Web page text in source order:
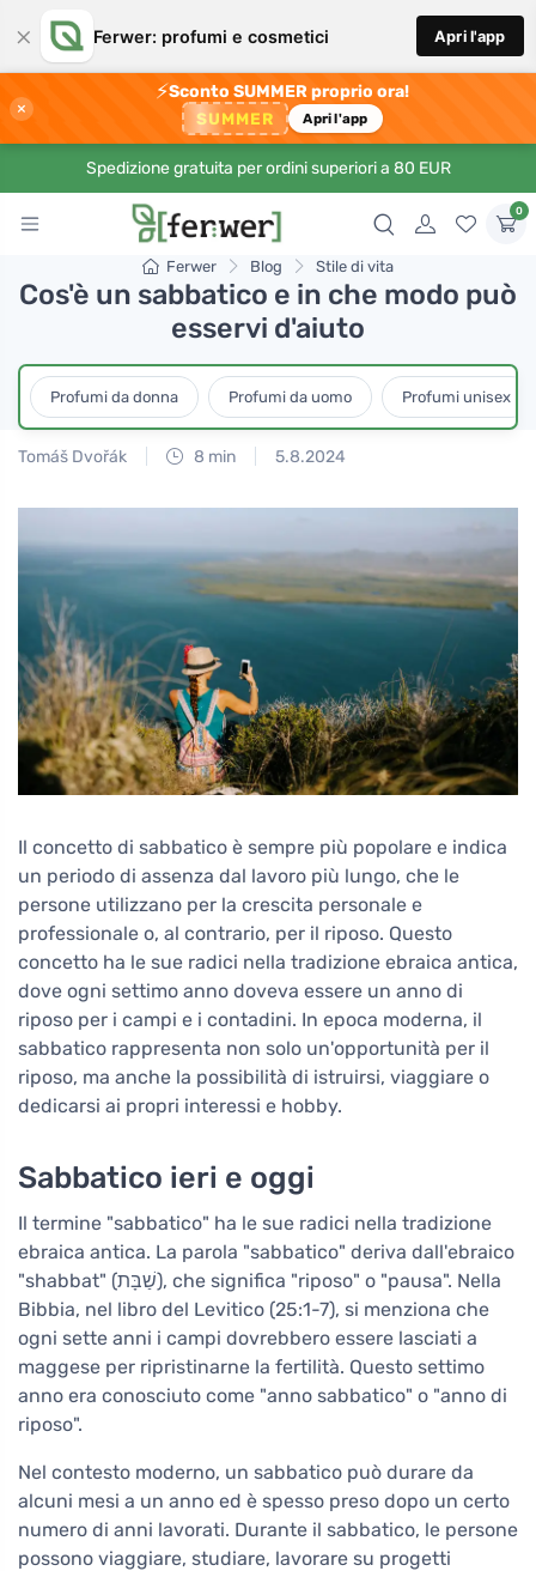
× Ferwer: profumi e cosmetici Apri l'app
×
⚡Sconto SUMMER proprio ora!
SUMMER Apri l'app
Spedizione gratuita per ordini superiori a 80 EUR
0
Ferwer Blog Stile di vita
Cos'è un sabbatico e in che modo può
esservi d'aiuto
Profumi da donna Profumi da uomo Profumi unisex
Tomáš Dvořák 8 min 5.8.2024
Il concetto di sabbatico è sempre più popolare e indica
un periodo di assenza dal lavoro più lungo, che le
persone utilizzano per la crescita personale e
professionale o, al contrario, per il riposo. Questo
concetto ha le sue radici nella tradizione ebraica antica,
dove ogni settimo anno doveva essere un anno di
riposo per i campi e i contadini. In epoca moderna, il
sabbatico rappresenta non solo un'opportunità per il
riposo, ma anche la possibilità di istruirsi, viaggiare o
dedicarsi ai propri interessi e hobby.
Sabbatico ieri e oggi
Il termine "sabbatico" ha le sue radici nella tradizione
ebraica antica. La parola "sabbatico" deriva dall'ebraico
"shabbat" (שַׁבָּת), che significa "riposo" o "pausa". Nella
Bibbia, nel libro del Levitico (25:1-7), si menziona che
ogni sette anni i campi dovrebbero essere lasciati a
maggese per ripristinarne la fertilità. Questo settimo
anno era conosciuto come "anno sabbatico" o "anno di
riposo".
Nel contesto moderno, un sabbatico può durare da
alcuni mesi a un anno ed è spesso preso dopo un certo
numero di anni lavorati. Durante il sabbatico, le persone
possono viaggiare, studiare, lavorare su progetti